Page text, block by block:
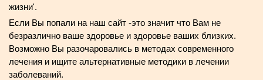
жизни'.
Если Вы попали на наш сайт -это значит что Вам не
безразлично ваше здоровье и здоровье ваших близких.
Возможно Вы разочаровались в методах современного
лечения и ищите альтернативные методики в лечении
заболеваний.